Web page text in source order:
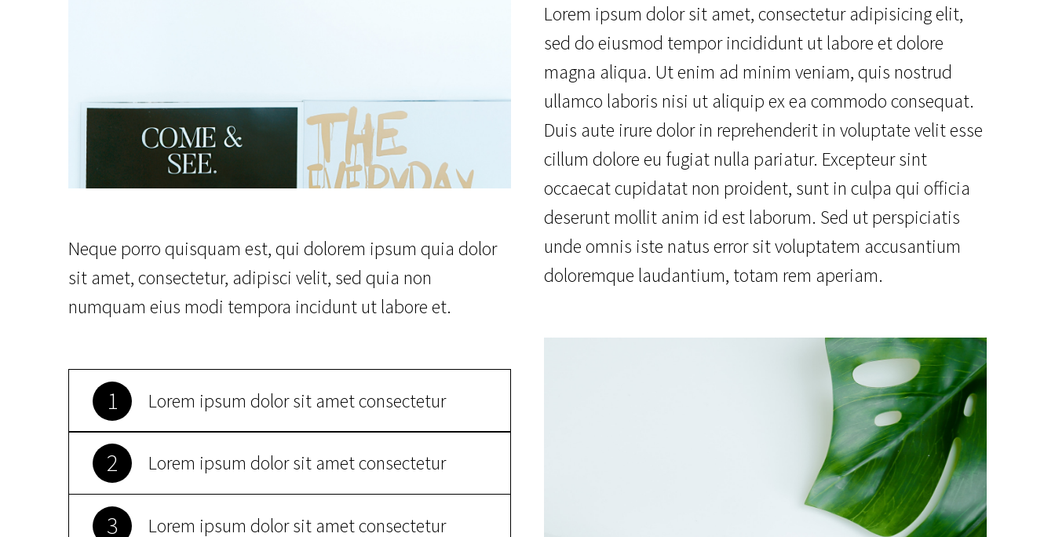
Neque porro quisquam est, qui dolorem ipsum quia dolor
sit amet, consectetur, adipisci velit, sed quia non
numquam eius modi tempora incidunt ut labore et.
1 Lorem ipsum dolor sit amet consectetur
2 Lorem ipsum dolor sit amet consectetur
3 Lorem ipsum dolor sit amet consectetur
Lorem ipsum dolor sit amet, consectetur adipisicing elit,
sed do eiusmod tempor incididunt ut labore et dolore
magna aliqua. Ut enim ad minim veniam, quis nostrud
ullamco laboris nisi ut aliquip ex ea commodo consequat.
Duis aute irure dolor in reprehenderit in voluptate velit esse
cillum dolore eu fugiat nulla pariatur. Excepteur sint
occaecat cupidatat non proident, sunt in culpa qui officia
deserunt mollit anim id est laborum. Sed ut perspiciatis
unde omnis iste natus error sit voluptatem accusantium
doloremque laudantium, totam rem aperiam.